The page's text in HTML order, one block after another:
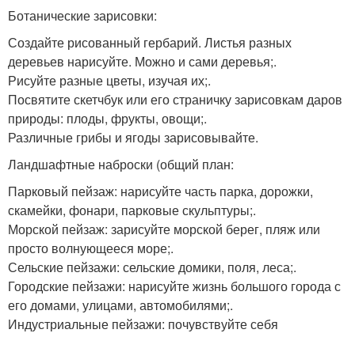
Ботанические зарисовки:
Создайте рисованный гербарий. Листья разных
деревьев нарисуйте. Можно и сами деревья;.
Рисуйте разные цветы, изучая их;.
Посвятите скетчбук или его страничку зарисовкам даров
природы: плоды, фрукты, овощи;.
Различные грибы и ягоды зарисовывайте.
Ландшафтные наброски (общий план:
Парковый пейзаж: нарисуйте часть парка, дорожки,
скамейки, фонари, парковые скульптуры;.
Морской пейзаж: зарисуйте морской берег, пляж или
просто волнующееся море;.
Сельские пейзажи: сельские домики, поля, леса;.
Городские пейзажи: нарисуйте жизнь большого города с
его домами, улицами, автомобилями;.
Индустриальные пейзажи: почувствуйте себя